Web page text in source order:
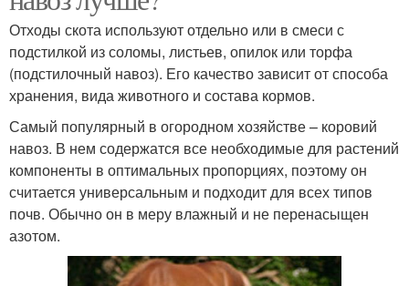
Отходы скота используют отдельно или в смеси с
подстилкой из соломы, листьев, опилок или торфа
(подстилочный навоз). Его качество зависит от способа
хранения, вида животного и состава кормов.
Самый популярный в огородном хозяйстве – коровий
навоз. В нем содержатся все необходимые для растений
компоненты в оптимальных пропорциях, поэтому он
считается универсальным и подходит для всех типов
почв. Обычно он в меру влажный и не перенасыщен
азотом.